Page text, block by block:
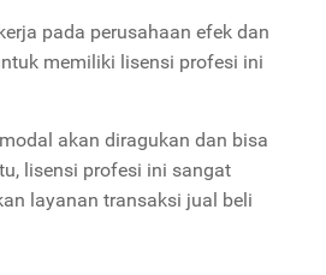
pada perusahaan efek dan
memiliki lisensi profesi ini
akan diragukan dan bisa
lisensi profesi ini sangat
layanan transaksi jual beli